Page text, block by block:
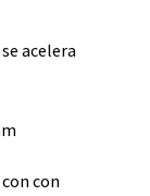
acelera
con